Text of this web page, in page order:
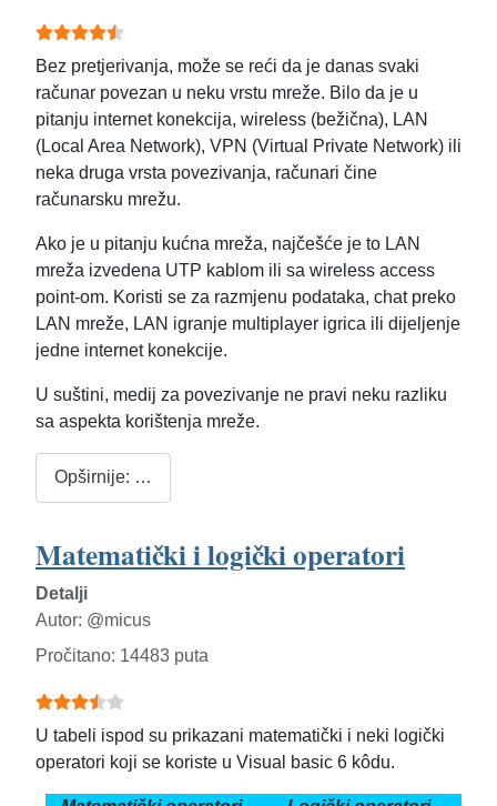
Ocjene članaka:
Bez pretjerivanja, može se reći da je danas svaki
računar povezan u neku vrstu mreže. Bilo da je u
pitanju internet konekcija, wireless (bežična), LAN
(Local Area Network), VPN (Virtual Private Network) ili
neka druga vrsta povezivanja, računari čine
računarsku mrežu.
Ako je u pitanju kućna mreža, najčešće je to LAN
mreža izvedena UTP kablom ili sa wireless access
point-om. Koristi se za razmjenu podataka, chat preko
LAN mreže, LAN igranje multiplayer igrica ili dijeljenje
jedne internet konekcije.
U suštini, medij za povezivanje ne pravi neku razliku
sa aspekta korištenja mreže.
Opširnije: …
Matematički i logički operatori
Detalji
Autor: @micus
Pročitano: 14483 puta
Ocjene članaka:
U tabeli ispod su prikazani matematički i neki logički
operatori koji se koriste u Visual basic 6 kôdu.